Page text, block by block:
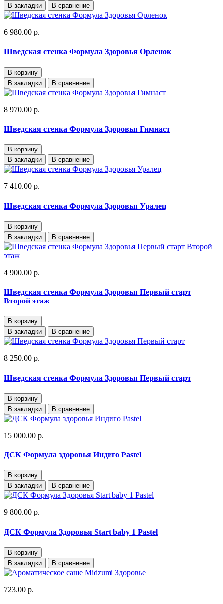
В закладки
В сравнение
6 980.00 р.
Шведская стенка Формула Здоровья Орленок
В корзину
В закладки
В сравнение
8 970.00 р.
Шведская стенка Формула Здоровья Гимнаст
В корзину
В закладки
В сравнение
7 410.00 р.
Шведская стенка Формула Здоровья Уралец
В корзину
В закладки
В сравнение
4 900.00 р.
Шведская стенка Формула Здоровья Первый старт
Второй этаж
В корзину
В закладки
В сравнение
8 250.00 р.
Шведская стенка Формула Здоровья Первый старт
В корзину
В закладки
В сравнение
15 000.00 р.
ДСК Формула здоровья Индиго Pastel
В корзину
В закладки
В сравнение
9 800.00 р.
ДСК Формула Здоровья Start baby 1 Pastel
В корзину
В закладки
В сравнение
723.00 р.